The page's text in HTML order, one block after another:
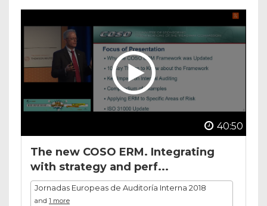
40:50
The new COSO ERM. Integrating
with strategy and perf...
Jornadas Europeas de Auditoría Interna 2018
and 1 more